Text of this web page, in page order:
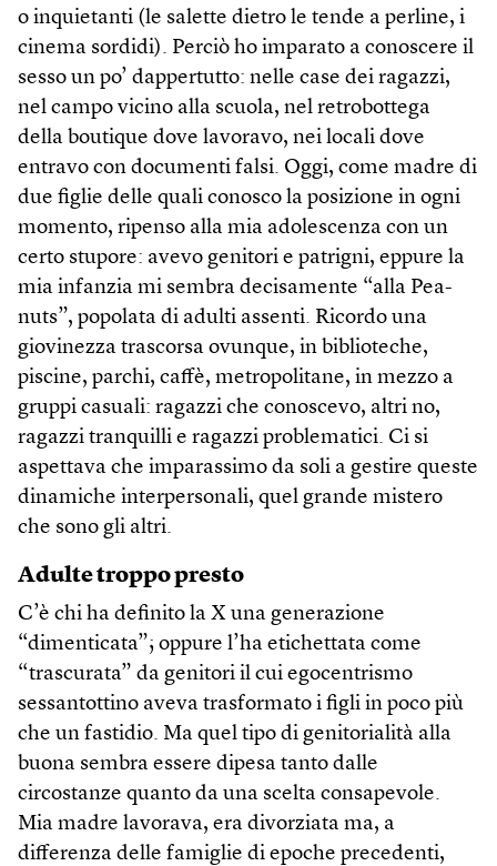
o inquietanti (le salette dietro le tende a perline, i
cinema sordidi). Perciò ho imparato a conoscere il
sesso un po’ dappertutto: nelle case dei ragazzi,
nel campo vicino alla scuola, nel retrobottega
della boutique dove lavoravo, nei locali dove
entravo con documenti falsi. Oggi, come madre di
due figlie delle quali conosco la posizione in ogni
momento, ripenso alla mia adolescenza con un
certo stupore: avevo genitori e patrigni, eppure la
mia infanzia mi sembra decisamente “alla Pea­
nuts”, popolata di adulti assenti. Ricordo una
giovinezza trascorsa ovunque, in biblioteche,
piscine, parchi, caffè, metropolitane, in mezzo a
gruppi casuali: ragazzi che conoscevo, altri no,
ragazzi tranquilli e ragazzi problematici. Ci si
aspettava che imparassimo da soli a gestire queste
dinamiche interpersonali, quel grande mistero
che sono gli altri.
Adulte troppo presto
C’è chi ha definito la X una generazione
“dimenticata”; oppure l’ha etichettata come
“trascurata” da genitori il cui egocentrismo
sessantottino aveva trasformato i figli in poco più
che un fastidio. Ma quel tipo di genitorialità alla
buona sembra essere dipesa tanto dalle
circostanze quanto da una scelta consapevole.
Mia madre lavorava, era divorziata ma, a
differenza delle famiglie di epoche precedenti,